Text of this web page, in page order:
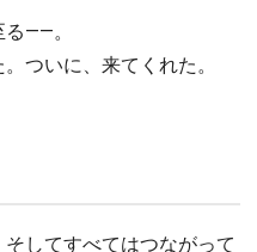
――。
ついに、来てくれた。
してすべてはつながって